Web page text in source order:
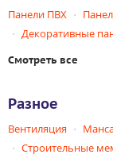
Панели ПВХ
Декоративные
Смотреть все
Разное
Вентиляция
Строительные